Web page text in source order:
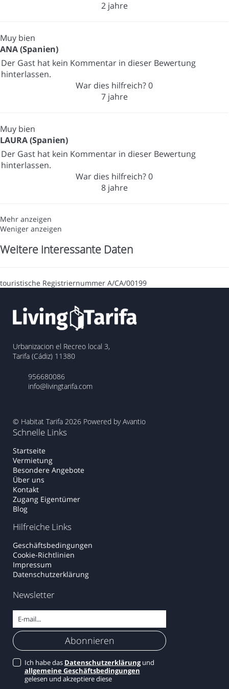
2 jahre
Muy bien
ANA (Spanien)
Der Gast hat kein Kommentar in dieser Bewertung
hinterlassen.
War dies hilfreich?0
7 jahre
Muy bien
LAURA (Spanien)
Der Gast hat kein Kommentar in dieser Bewertung
hinterlassen.
War dies hilfreich?0
8 jahre
Mehr anzeigen
Weniger anzeigen
Weitere interessante Daten
touristische Registriernummer A/CA/00199
Urbanizacion el Recreo local 3,
Tarifa (Cádiz) 11380
956680086
info@livingtarifa.com
© Habitat Tarifa 2026 Powered by Avantio
Schnelle Links
Startseite
Vermietung
Besondere Angebote
Über uns
Kontakt
Zugang Eigentümer
Blog
Hilfreiche Links
Geschäftsbedingungen
Cookie-Richtlinien
Impressum
Datenschutzerklärung
Newsletter
Ich habe das Datenschutzerklärungund
allgemeine Geschäftsbedingungen
gelesen und akzeptiere diese